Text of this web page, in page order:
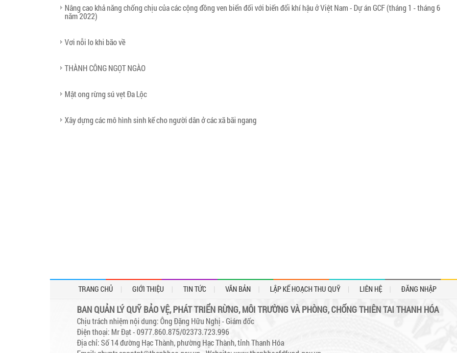
Nâng cao khả năng chống chịu của các cộng đồng ven biển đối với biến đổi khí hậu ở Việt Nam - Dự án GCF (tháng 1 - tháng 6
năm 2022)
Vơi nỗi lo khi bão về
THÀNH CÔNG NGỌT NGÀO
Mật ong rừng sú vẹt Đa Lộc
Xây dựng các mô hình sinh kế cho người dân ở các xã bãi ngang
TRANG CHỦ GIỚI THIỆU TIN TỨC VĂN BẢN LẬP KẾ HOẠCH THU QUỸ LIÊN HỆ ĐĂNG NHẬP
BAN QUẢN LÝ QUỸ BẢO VỆ, PHÁT TRIỂN RỪNG, MÔI TRƯỜNG VÀ PHÒNG, CHỐNG THIÊN TAI THANH HÓA
Chịu trách nhiệm nội dung: Ông Đặng Hữu Nghị - Giám đốc
Điện thoại: Mr Đạt - 0977.860.875/02373.723.996
Địa chỉ: Số 14 đường Hạc Thành, phường Hạc Thành, tỉnh Thanh Hóa